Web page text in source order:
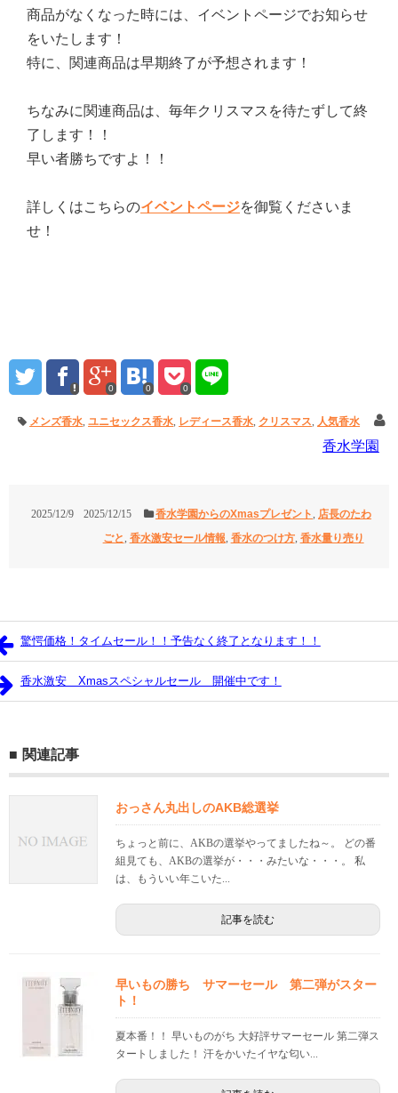
商品がなくなった時には、イベントページでお知らせ
をいたします！
特に、関連商品は早期終了が予想されます！
ちなみに関連商品は、毎年クリスマスを待たずして終
了します！！
早い者勝ちですよ！！
詳しくはこちらのイベントページを御覧くださいま
せ！
0 0 0
メンズ香水,ユニセックス香水, レディース香水, クリスマス, 人気香水
香水学園
2025/12/9 2025/12/15 香水学園からのXmasプレゼント, 店長のたわ
ごと, 香水激安セール情報, 香水のつけ方, 香水量り売り
驚愕価格！タイムセール！！予告なく終了となります！！
香水激安 Xmasスペシャルセール 開催中です！
関連記事
おっさん丸出しのAKB総選挙
ちょっと前に、AKBの選挙やってましたね～。 どの番
組見ても、AKBの選挙が・・・みたいな・・・。 私
は、もういい年こいた...
記事を読む
早いもの勝ち サマーセール 第二弾がスター
ト！
夏本番！！ 早いものがち 大好評サマーセール 第二弾ス
タートしました！ 汗をかいたイヤな匂い...